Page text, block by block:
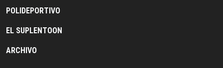
POLIDEPORTIVO
EL SUPLENTOON
ARCHIVO